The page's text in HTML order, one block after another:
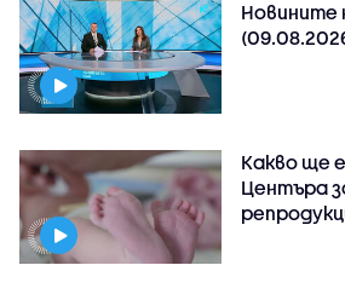
Новините
Какво ще
Центъра